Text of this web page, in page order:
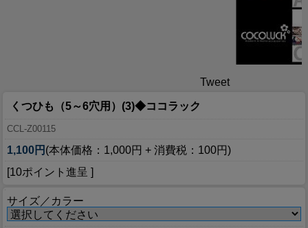
Tweet
くつひも（5～6穴用）(3)◆ココラック
CCL-Z00115
1,100円 (本体価格：1,000円 + 消費税：100円)
[10ポイント進呈 ]
サイズ／カラー